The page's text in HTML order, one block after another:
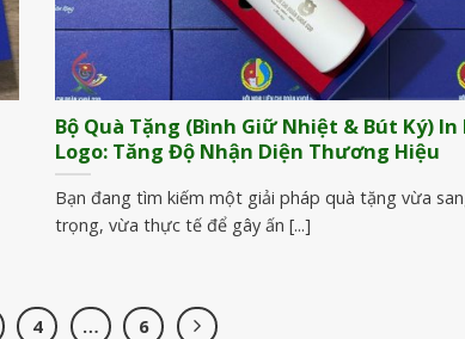
Bộ Quà Tặng (Bình Giữ Nhiệt & Bút Ký) In
Logo: Tăng Độ Nhận Diện Thương Hiệu
Bạn đang tìm kiếm một giải pháp quà tặng vừa
trọng, vừa thực tế để gây ấn [...]
4 … 6